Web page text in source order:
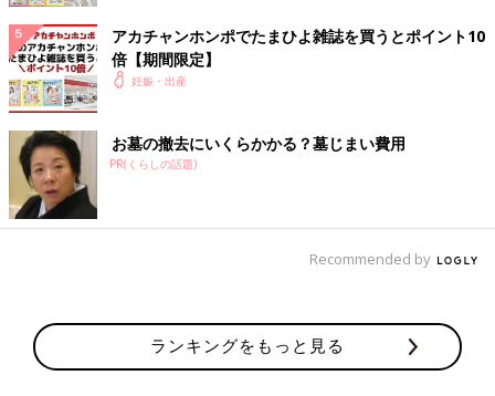
アカチャンホンポでたまひよ雑誌を買うとポイント10
倍【期間限定】
妊娠・出産
お墓の撤去にいくらかかる？墓じまい費用
PR(くらしの話題)
Recommended by
ランキングをもっと見る